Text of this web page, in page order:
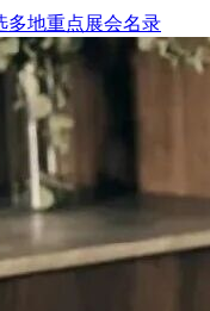
多地重点展会名录